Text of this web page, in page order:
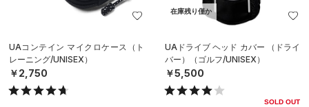
UAコンテイン マイクロケース（ト
レーニング/UNISEX）
￥2,750
在庫残り僅か
UAドライブ ヘッド カバー （ドライ
バー）（ゴルフ/UNISEX）
￥5,500
SOLD OUT